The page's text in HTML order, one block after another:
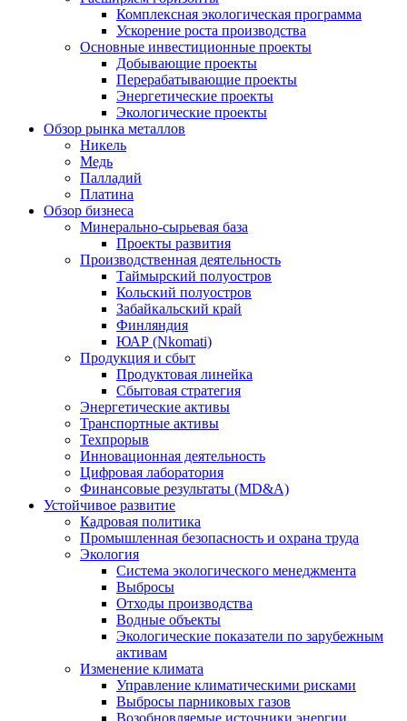
Комплексная экологическая программа
Ускорение роста производства
Основные инвестиционные проекты
Добывающие проекты
Перерабатывающие проекты
Энергетические проекты
Экологические проекты
Обзор рынка металлов
Никель
Медь
Палладий
Платина
Обзор бизнеса
Минерально-сырьевая база
Проекты развития
Производственная деятельность
Таймырский полуостров
Кольский полуостров
Забайкальский край
Финляндия
ЮАР (Nkomati)
Продукция и сбыт
Продуктовая линейка
Сбытовая стратегия
Энергетические активы
Транспортные активы
Техпрорыв
Инновационная деятельность
Цифровая лаборатория
Финансовые результаты (MD&A)
Устойчивое развитие
Кадровая политика
Промышленная безопасность и охрана труда
Экология
Система экологического менеджмента
Выбросы
Отходы производства
Водные объекты
Экологические показатели по зарубежным
активам
Изменение климата
Управление климатическими рисками
Выбросы парниковых газов
Возобновляемые источники энергии